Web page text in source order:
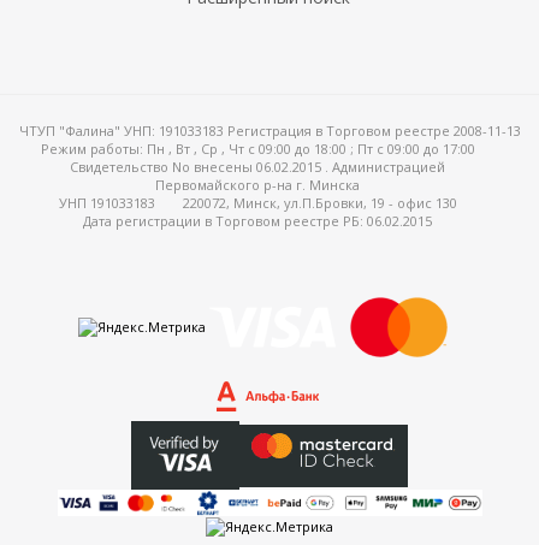
ЧТУП "Фалина" УНП: 191033183 Регистрация в Торговом реестре 2008-11-13
Режим работы: Пн , Вт , Ср , Чт c 09:00 до 18:00 ; Пт c 09:00 до 17:00
Свидетельство No внесены 06.02.2015 . Администрацией
Первомайского р-на г. Минска
УНП 191033183
220072, Минск, ул.П.Бровки, 19 - офис 130
Дата регистрации в Торговом реестре РБ: 06.02.2015